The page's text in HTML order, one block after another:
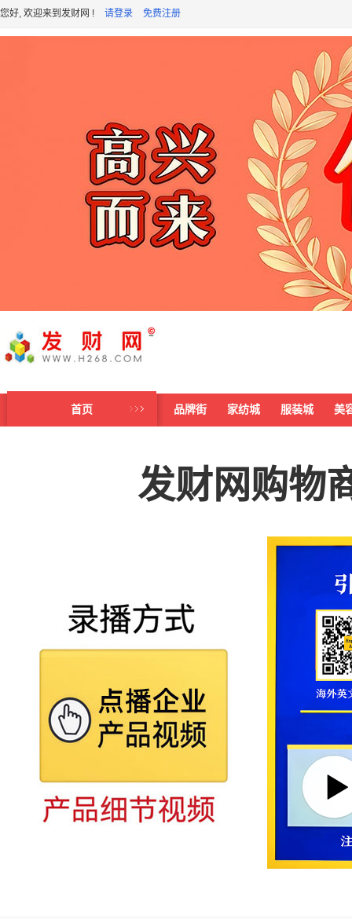
您好, 欢迎来到发财网 ! 请登录 免费注册
首页 品牌街 家纺城 服装城 美
发财网购物